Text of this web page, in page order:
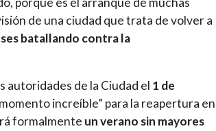
de una ciudad que trata de volver a
batallando contra la
autoridades de la Ciudad el 1 de
increíble” para la reapertura en
formalmente un verano sin mayores